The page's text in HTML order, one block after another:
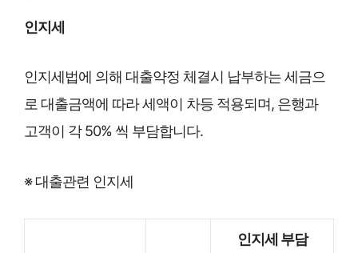
인지세
인지세법에 의해 대출약정 체결시 납부하는 세금으
로 대출금액에 따라 세액이 차등 적용되며, 은행과
고객이 각 50% 씩 부담합니다.
※ 대출관련 인지세
인지세 부담